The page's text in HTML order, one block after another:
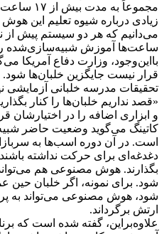
مجموعاً به
زیادی درباره شیوه تعلیم این
می‌دانیم که هر دو سیستم پیش
ساعت‌ها آموزش شبیه‌سازی‌شده
بااین‌وجود، وزارت دفاع آمریکا
قرار نیست جایگزین خلبان‌ها شود.
تحقیقات مدرسه خلبانی آزمایشی
«قصد نداریم خلبان‌ها را کنار
و ابزاری اضافه را در اختیارشان
کاتینگ می‌گوید وضعیت حاضر
است. در آن دوره اسب‌ها به
دغدغه‌ای برای حرکت نداشته
بگذارند. هوش مصنوعی هم
شود. برای نمونه، اگر خلبان حین
شود، هوش مصنوعی می‌تواند به
ارتش برگرداند.